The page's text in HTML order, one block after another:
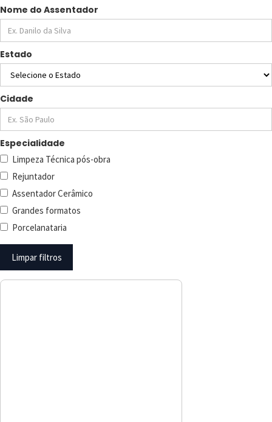
Nome do Assentador
Estado
Cidade
Especialidade
Limpeza Técnica pós-obra
Rejuntador
Assentador Cerâmico
Grandes formatos
Porcelanataria
Limpar filtros